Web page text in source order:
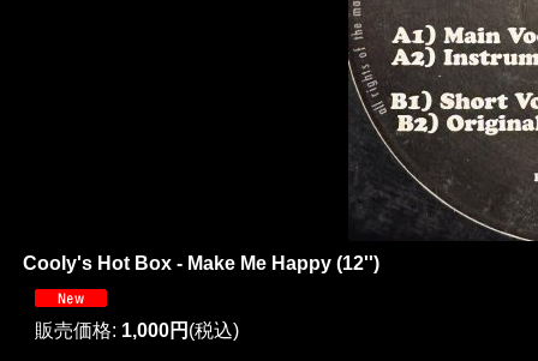
Cooly's Hot Box - Make Me Happy (12'')
販売価格: 1,000円 (税込)